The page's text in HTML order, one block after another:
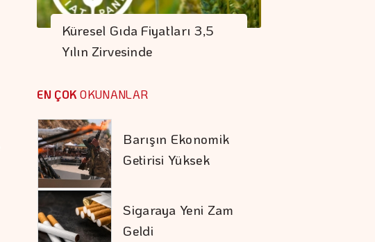
Küresel Gıda Fiyatları 3,5
Yılın Zirvesinde
EN ÇOK OKUNANLAR
Milyon 500 Bin
Liraya Yükseldi
"Finansman Zinciri
Zinciri De Durur"
Barışın Ekonomik
Getirisi Yüksek
Sigaraya Yeni Zam
Geldi